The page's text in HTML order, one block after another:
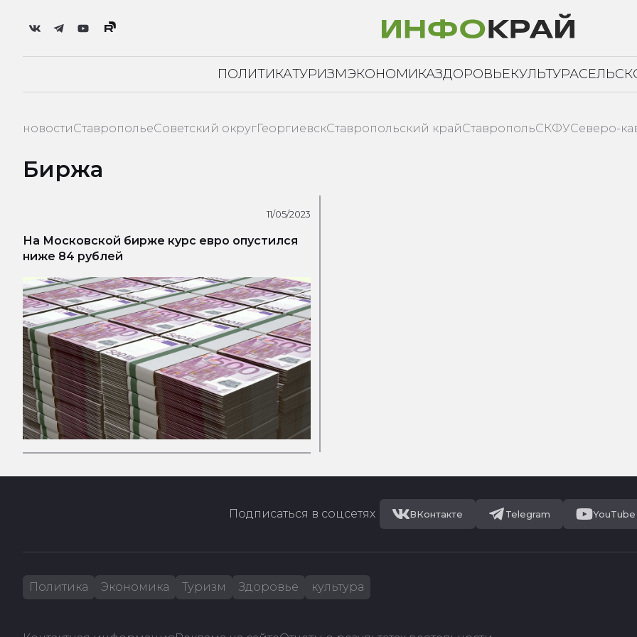
ПОЛИТИКАТУРИЗМЭКОНОМИКАЗДОРОВЬЕКУЛЬТУРА
новостиСтавропольеСоветский округГеоргиевскСтавропольский крайСтавропольСКФУСеверо-
Биржа
11/05/2023
На Московской бирже курс евро опустился
ниже 84 рублей
Подписаться в соцсетях ВКонтакте Telegram YouTube
Политика Экономика Туризм Здоровье культура